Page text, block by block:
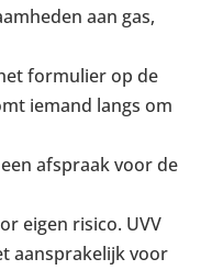
aan gas,
formulier op de
iemand langs om
afspraak voor de
eigen risico. UVV
aansprakelijk voor